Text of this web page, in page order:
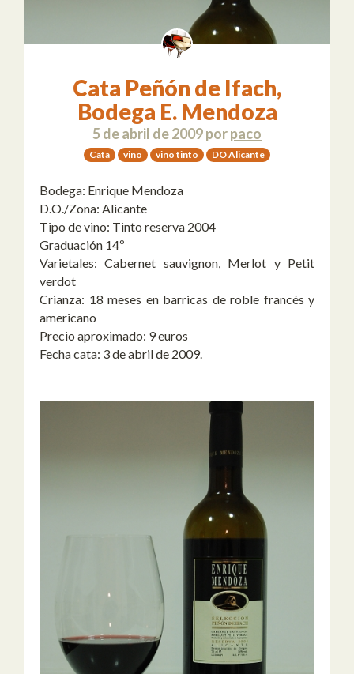
Cata Peñón de Ifach,
Bodega E. Mendoza
5 de abril de 2009porpaco
Cata vino vino tinto DO Alicante
Bodega: Enrique Mendoza
D.O./Zona: Alicante
Tipo de vino: Tinto reserva 2004
Graduación 14º
Varietales: Cabernet sauvignon, Merlot y Petit
verdot
Crianza: 18 meses en barricas de roble francés y
americano
Precio aproximado: 9 euros
Fecha cata: 3 de abril de 2009.